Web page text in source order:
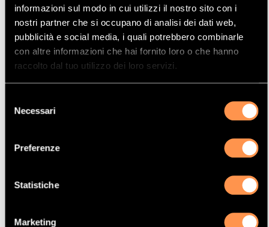
informazioni sul modo in cui utilizzi il nostro sito con i
nostri partner che si occupano di analisi dei dati web,
pubblicità e social media, i quali potrebbero combinarle
con altre informazioni che hai fornito loro o che hanno
raccolto dal tuo utilizzo dei loro servizi.
delNecessari
Preferenze
Statistiche
Marketing
La vostra selezione
Prodotto
Catalizzatore